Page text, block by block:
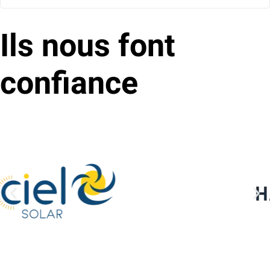
Ils nous font
confiance